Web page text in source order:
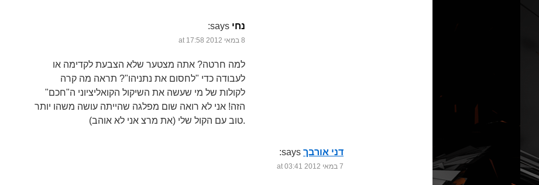
נחי says:
8 במאי 2012 at 17:58
למה חרטה? אתה מצטער שלא הצבעת לקדימה או
לעבודה כדי "לחסום את נתניהו"? תראה מה קרה
לקולות של מי שעשה את השיקול הקואליציוני ה"חכם"
הזה! אני לא רואה שום מפלגה שהייתה עושה משהו יותר
טוב עם הקול שלי (את מרצ אני לא אוהב).
דני אורבך says:
7 במאי 2012 at 03:41